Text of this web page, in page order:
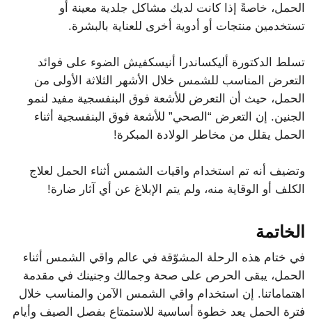
الحمل، خاصةً إذا كانت لديك مشاكل جلدية معينة أو
تستخدمين منتجات أو أدوية أخرى للعناية بالبشرة.
تسلط الدكتورة أليكساندرا أنيسكفيش الضوء على فوائد
التعرض المناسب للشمس خلال الأشهر الثلاثة الأولى من
الحمل، حيث أن التعرض للأشعة فوق البنفسجية مفيد لنمو
الجنين. إن التعرض “الصحي” للأشعة فوق البنفسجية أثناء
الحمل يقلل من مخاطر الولادة المبكرة!
وتضيف أنه تم استخدام واقيات الشمس أثناء الحمل لعلاج
الكلف أو الوقاية منه، ولم يتم الإبلاغ عن أي آثار ضارة!
الخاتمة
في ختام هذه الرحلة المشوّقة في عالم واقي الشمس أثناء
الحمل، يبقى الحرص على صحة وجمالك وجنينك في مقدمة
اهتماماتنا. إن استخدام واقي الشمس الآمن والمناسب خلال
فترة الحمل يعد خطوة أساسية للاستمتاع بفصل الصيف وأيام